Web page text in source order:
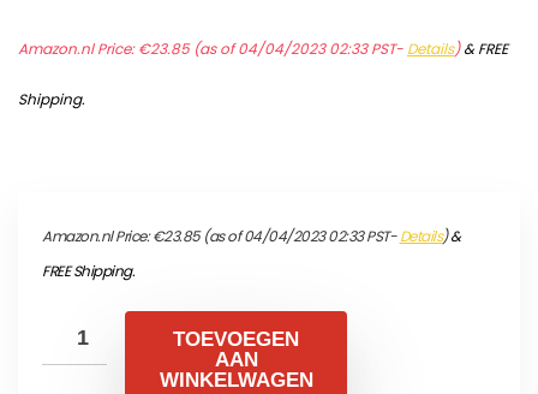
Amazon.nl Price:€23.85(as of 04/04/2023 02:33 PST- Details)&FREE
Shipping.
Amazon.nl Price:€23.85(as of 04/04/2023 02:33 PST-Details)&
FREE Shipping.
TOEVOEGEN
AAN
WINKELWAGEN